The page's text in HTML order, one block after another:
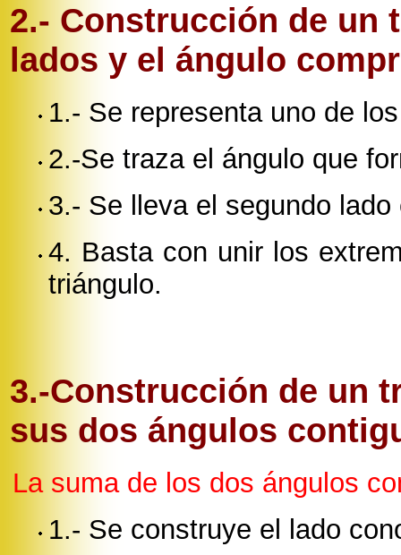
2.- Construcción de un
lados y el ángulo
1.- Se representa uno de
2.-Se traza el ángulo que
3.- Se lleva el segundo
4. Basta con unir los
triángulo.
3.-Construcción de un
sus dos ángulos
La suma de los dos ángulos
1.- Se construye el lado